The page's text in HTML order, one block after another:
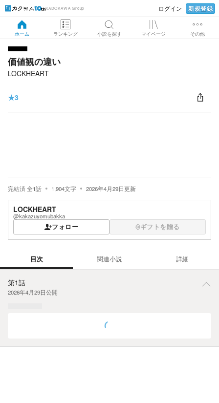
KADOKAWA Group ログイン 新規登録
ホーム ランキング 小説を探す マイページ その他
価値観の違い
LOCKHEART
★3
完結済全1話 1,904文字 2026年4月29日更新
LOCKHEART
@kakazuyomubakka
フォロー ギフトを贈る
目次 関連小説 詳細
第1話
2026年4月29日公開